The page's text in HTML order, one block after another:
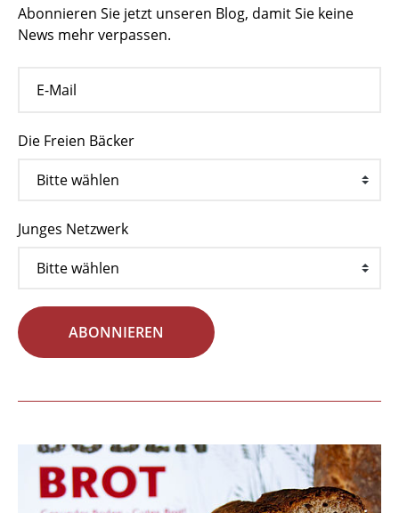
Abonnieren Sie jetzt unseren Blog, damit Sie keine
News mehr verpassen.
Die Freien Bäcker
Junges Netzwerk
ABONNIEREN